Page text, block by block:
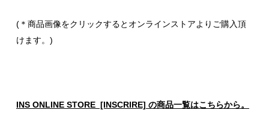
(＊商品画像をクリックするとオンラインストアよりご購入頂
けます。)
INS ONLINE STORE [INSCRIRE] の商品一覧はこちらから。